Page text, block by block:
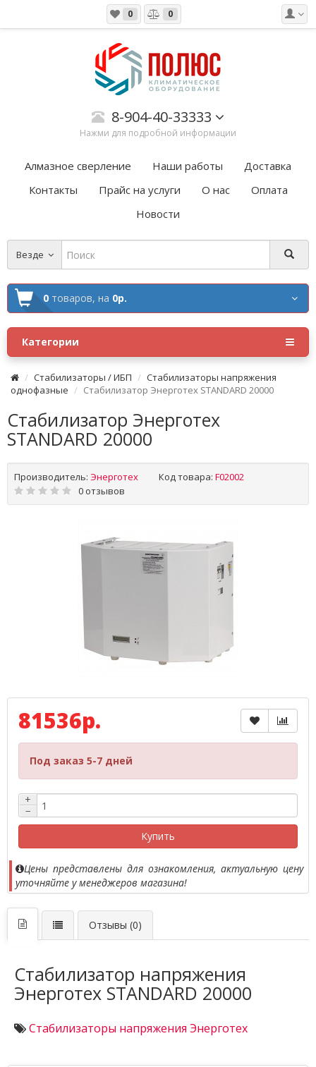
0 0
8-904-40-33333
Нажми для подробной информации
Алмазное сверление Наши работы
Доставка
Контакты
Прайс на услуги О нас
Оплата
Новости
Везде
0 товаров, на 0р.
Категории
Стабилизаторы / ИБП
Стабилизаторы напряжения
однофазные
Стабилизатор Энерготех STANDARD 20000
Стабилизатор Энерготех
STANDARD 20000
Производитель: Энерготех Код товара: F02002
0 отзывов
81536р.
Под заказ 5-7 дней
+
−
Купить
Цены представлены для ознакомления, актуальную цену
уточняйте у менеджеров магазина!
Отзывы (0)
Стабилизатор напряжения
Энерготех STANDARD 20000
Стабилизаторы напряжения Энерготех